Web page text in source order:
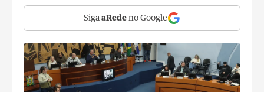
Siga aRede no Google